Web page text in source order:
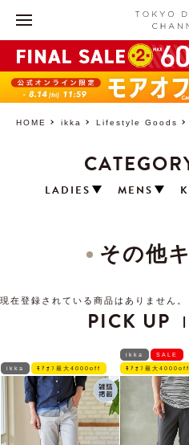
HOME ikka Lifestyle Goods
LADIES
MENS
その他
現在登録されている商品はありません。
PICK UP |
ikka ﾓｱｵﾌ最大4000off
ikka SALE
ﾓｱｵﾌ最大4000off